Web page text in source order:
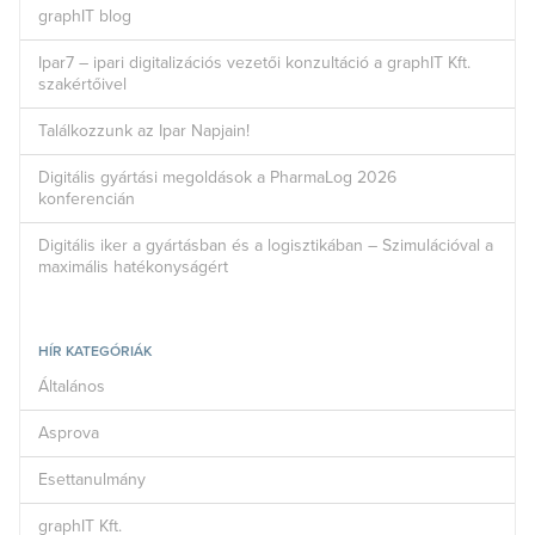
graphIT blog
Ipar7 – ipari digitalizációs vezetői konzultáció a graphIT Kft.
szakértőivel
Találkozzunk az Ipar Napjain!
Digitális gyártási megoldások a PharmaLog 2026
konferencián
Digitális iker a gyártásban és a logisztikában – Szimulációval a
maximális hatékonyságért
HÍR KATEGÓRIÁK
Általános
Asprova
Esettanulmány
graphIT Kft.